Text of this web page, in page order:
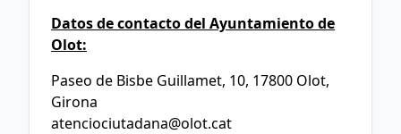
Datos de contacto del Ayuntamiento de
Olot:
Paseo de Bisbe Guillamet, 10, 17800 Olot,
Girona
atenciociutadana@olot.cat